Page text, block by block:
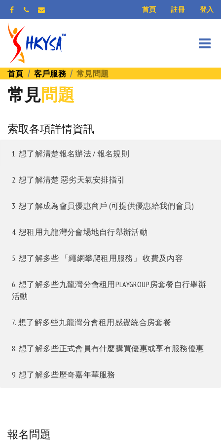
首頁 註冊 登入
首頁 客戶服務 常見問題
常見問題
索取各項詳情資訊
1. 想了解清楚報名辦法 / 報名規則
2. 想了解清楚 惡劣天氣安排指引
3. 想了解成為會員優惠商戶 (可提供優惠給我們會員)
4. 想租用九龍灣分會場地自行舉辦活動
5. 想了解多些 「繩網攀爬租用服務」 收費及內容
6. 想了解多些九龍灣分會租用PLAYGROUP房套餐自行舉辦
活動
7. 想了解多些九龍灣分會租用感覺統合房套餐
8. 想了解多些正式會員有什麼購買優惠或享有服務優惠
9. 想了解多些歷奇嘉年華服務
報名問題